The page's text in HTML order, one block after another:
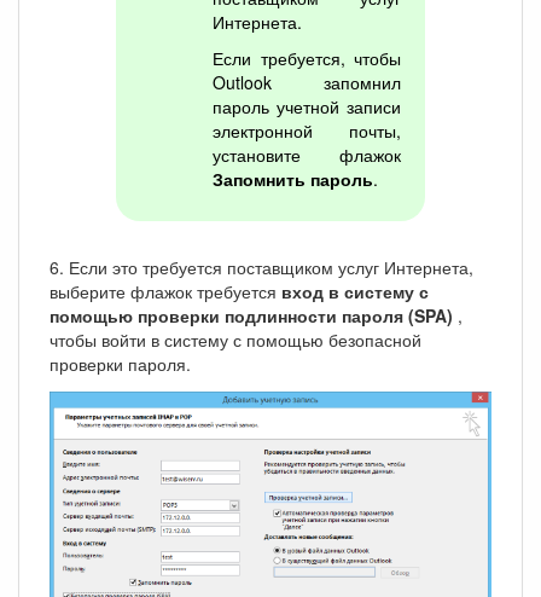
Интернета.
Если требуется, чтобы
Outlook запомнил
пароль учетной записи
электронной почты,
установите флажок
Запомнить пароль.
6. Если это требуется поставщиком услуг Интернета,
выберите флажок требуется вход в систему с
помощью проверки подлинности пароля (SPA) ,
чтобы войти в систему с помощью безопасной
проверки пароля.